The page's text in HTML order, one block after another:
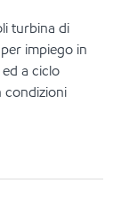
turbina di
impiego in
a ciclo
condizioni